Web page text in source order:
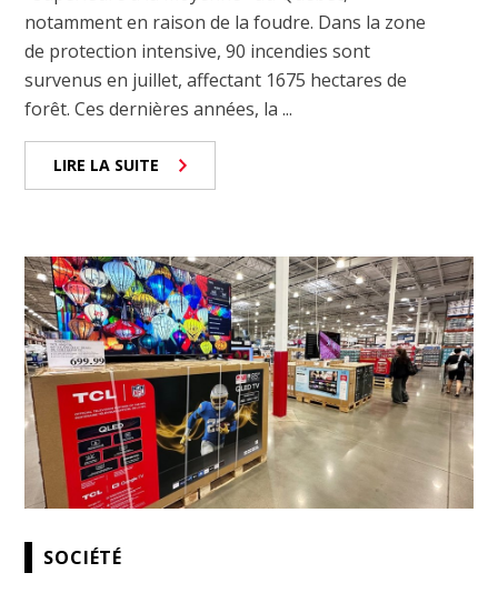
notamment en raison de la foudre. Dans la zone
de protection intensive, 90 incendies sont
survenus en juillet, affectant 1675 hectares de
forêt. Ces dernières années, la ...
LIRE LA SUITE
SOCIÉTÉ